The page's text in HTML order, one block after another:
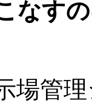
なす
場管